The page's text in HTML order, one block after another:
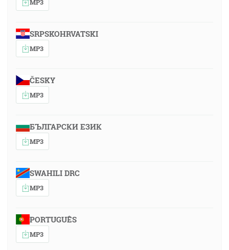
SRPSKOHRVATSKI
MP3
ČESKY
MP3
БЪЛГАРСКИ ЕЗИК
MP3
SWAHILI DRC
MP3
PORTUGUÊS
MP3